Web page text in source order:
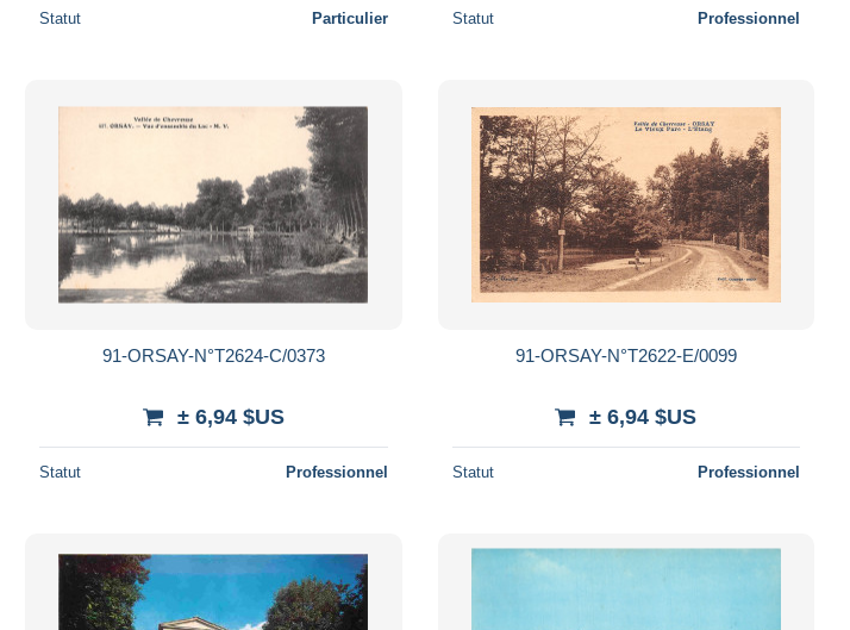
Statut Particulier Statut Professionnel
91-ORSAY-N°T2624-C/0373
± 6,94 $US
Statut Professionnel
91-ORSAY-N°T2622-E/0099
± 6,94 $US
Statut Professionnel